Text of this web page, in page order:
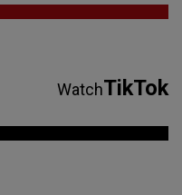
WatchTikTok